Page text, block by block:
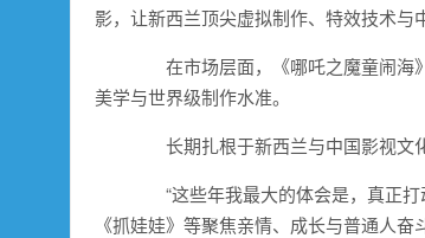
影，让新西兰顶尖虚拟制作、特效技术与
在市场层面，《哪吒之魔童闹海
美学与世界级制作水准。
长期扎根于新西兰与中国影视文化
“这些年我最大的体会是，真正打
《抓娃娃》等聚焦亲情、成长与普通人